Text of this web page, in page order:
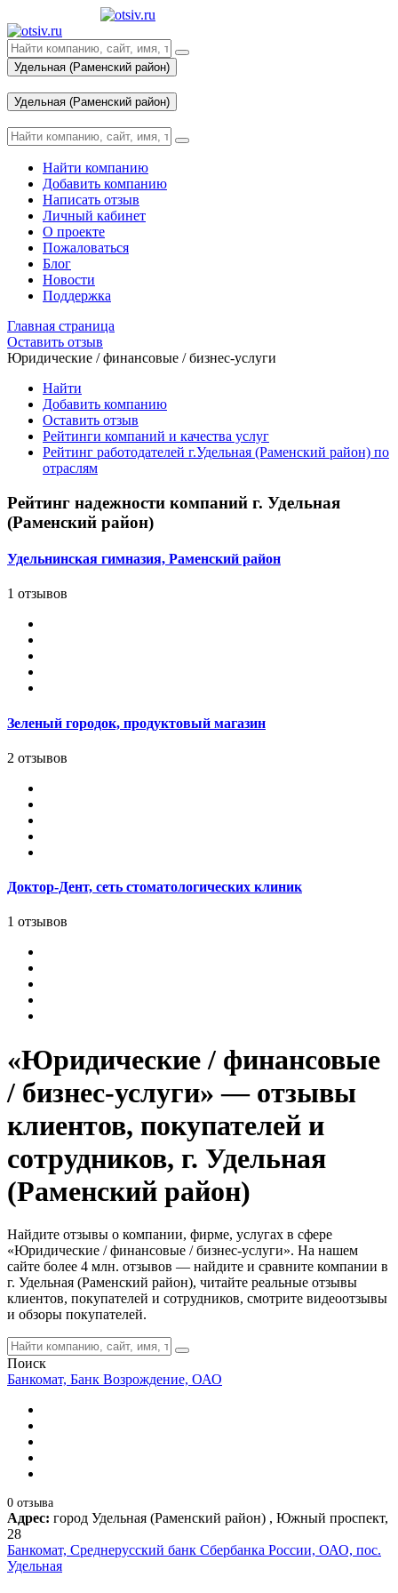
Удельная (Раменский район)
Удельная (Раменский район)
Найти компанию
Добавить компанию
Написать отзыв
Личный кабинет
О проекте
Пожаловаться
Блог
Новости
Поддержка
Главная страница
Оставить отзыв
Юридические / финансовые / бизнес-услуги
Найти
Добавить компанию
Оставить отзыв
Рейтинги компаний и качества услуг
Рейтинг работодателей г.Удельная (Раменский район) по
отраслям
Рейтинг надежности компаний г. Удельная
(Раменский район)
Удельнинская гимназия, Раменский район
1 отзывов
Зеленый городок, продуктовый магазин
2 отзывов
Доктор-Дент, сеть стоматологических клиник
1 отзывов
«Юридические / финансовые
/ бизнес-услуги» — отзывы
клиентов, покупателей и
сотрудников, г. Удельная
(Раменский район)
Найдите отзывы о компании, фирме, услугах в сфере
«Юридические / финансовые / бизнес-услуги». На нашем
сайте более 4 млн. отзывов — найдите и сравните компании в
г. Удельная (Раменский район), читайте реальные отзывы
клиентов, покупателей и сотрудников, смотрите видеоотзывы
и обзоры покупателей.
Поиск
Банкомат, Банк Возрождение, ОАО
0 отзыва
Адрес: город Удельная (Раменский район) , Южный проспект,
28
Банкомат, Среднерусский банк Сбербанка России, ОАО, пос.
Удельная